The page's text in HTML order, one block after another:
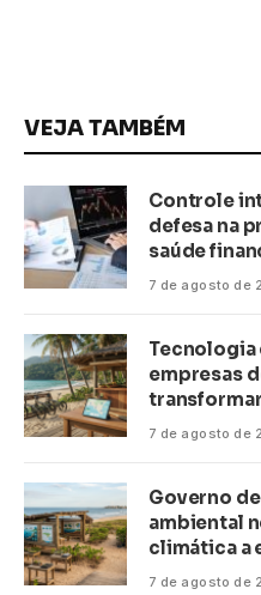
VEJA TAMBÉM
Controle
defesa na
saúde
7 de agosto de
Tecnologia
empresas
turismo no
7 de agosto de
Governo
ambiental
climática a
7 de agosto de